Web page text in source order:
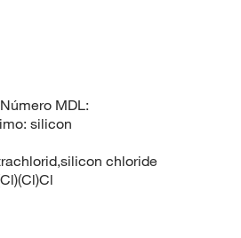
MDL:
silicon
chloride